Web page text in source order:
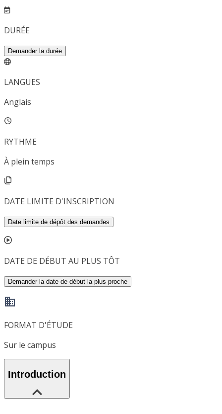
DURÉE
Demander la durée
LANGUES
Anglais
RYTHME
À plein temps
DATE LIMITE D'INSCRIPTION
Date limite de dépôt des demandes
DATE DE DÉBUT AU PLUS TÔT
Demander la date de début la plus proche
FORMAT D'ÉTUDE
Sur le campus
Introduction